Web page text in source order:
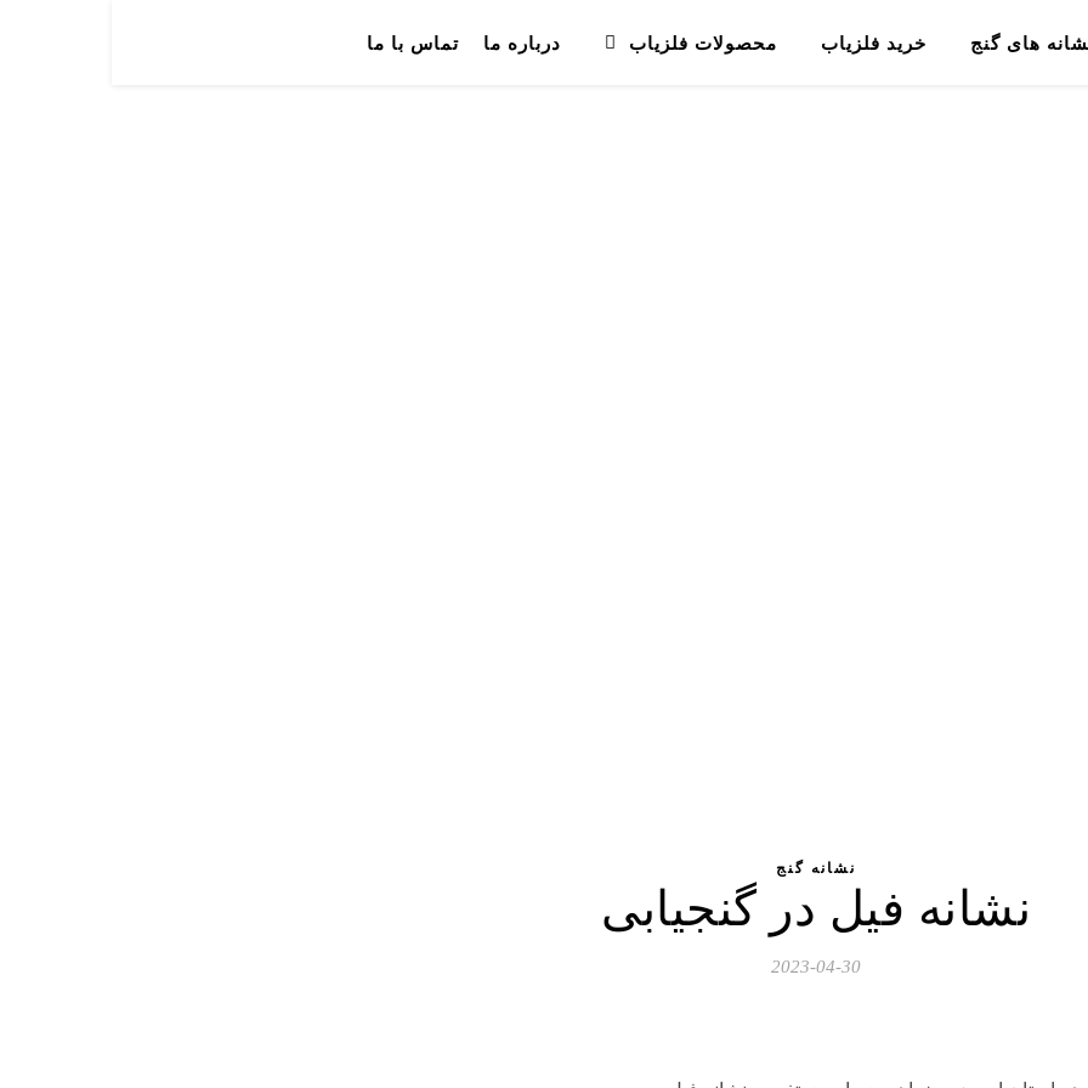
های گنج خرید فلزیاب محصولات فلزیاب درباره ما تماس با ما
نشانه گنج
نشانه فیل در گنجیابی
2023-04-30